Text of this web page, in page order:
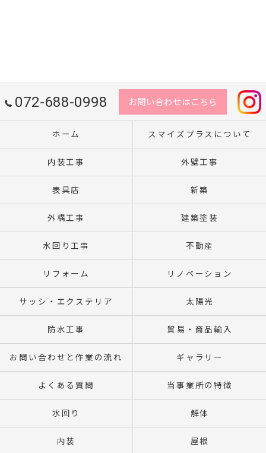
072-688-0998 お問い合わせはこちら
ホーム スマイズプラスについて
内装工事 外壁工事
表具店 新築
外構工事 建築塗装
水回り工事 不動産
リフォーム リノベーション
サッシ・エクステリア 太陽光
防水工事 貿易・商品輸入
お問い合わせと作業の流れ ギャラリー
よくある質問 当事業所の特徴
水回り 解体
内装 屋根